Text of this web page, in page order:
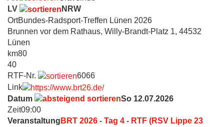
LV
NRW
OrtBundes-Radsport-Treffen Lünen 2026
Brunnen vor dem Rathaus, Willy-Brandt-Platz 1, 44532
Lünen
km80
40
RTF-Nr.
6066
Link
Datum
So 12.07.2026
Zeit09:00
Veranstaltung BRT 2026 - Tag 4 - RTF (RSV Lippe 23